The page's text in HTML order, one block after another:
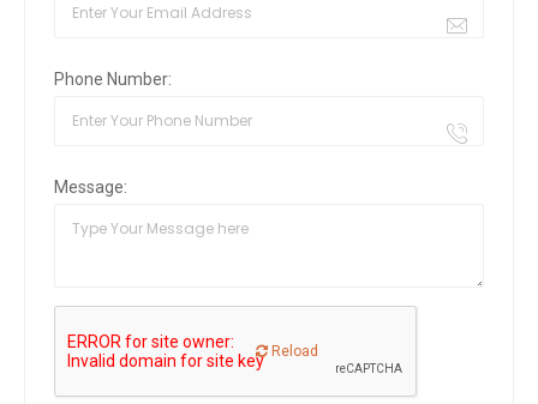
Phone Number:
Message:
Reload